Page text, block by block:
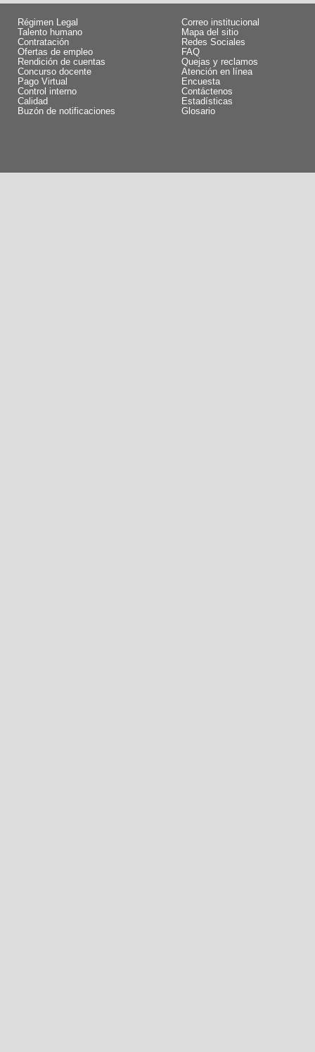
Régimen Legal
Talento humano
Contratación
Ofertas de empleo
Rendición de cuentas
Concurso docente
Pago Virtual
Control interno
Calidad
Buzón de notificaciones
Correo institucional
Mapa del sitio
Redes Sociales
FAQ
Quejas y reclamos
Atención en línea
Encuesta
Contáctenos
Estadísticas
Glosario